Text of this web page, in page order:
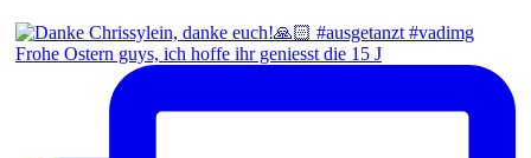
Frohe Ostern guys, ich hoffe ihr geniesst die 15 J